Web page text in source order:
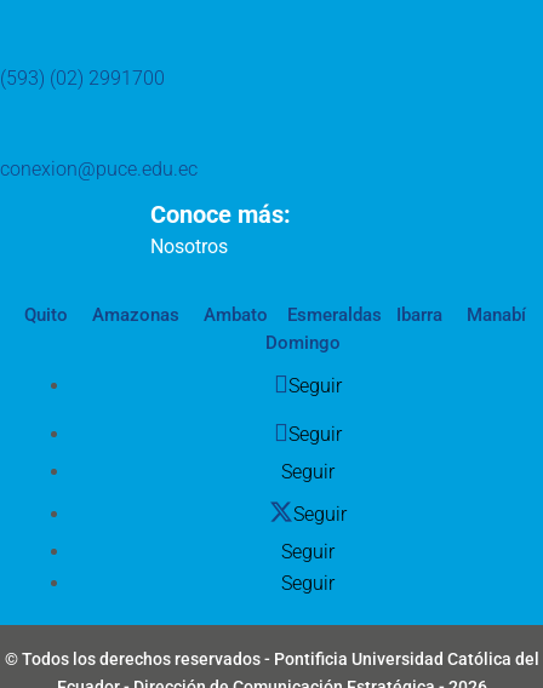
(593) (02) 2991700
conexion@puce.edu.ec
Conoce más:
Nosotros
Quito Amazonas Ambato Esmeraldas Ibarra
Manabí
Domingo
Seguir
Seguir
Seguir
Seguir
Seguir
Seguir
© Todos los derechos reservados - Pontificia Universidad Católica del